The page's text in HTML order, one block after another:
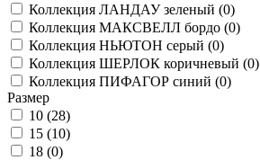
Коллекция ЛАНДАУ зеленый (0)
Коллекция МАКСВЕЛЛ бордо (0)
Коллекция НЬЮТОН серый (0)
Коллекция ШЕРЛОК коричневый (0)
Коллекция ПИФАГОР синий (0)
Размер
10 (28)
15 (10)
18 (0)